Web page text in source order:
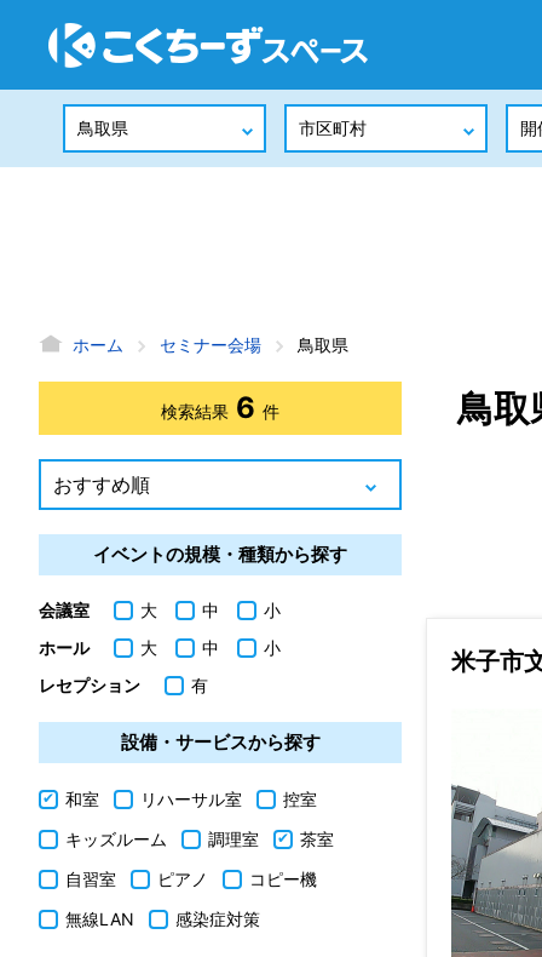
ホーム セミナー会場 鳥取県
鳥取
米子市
検索結果 6 件
イベントの規模・種類から探す
会議室 大 中
小
ホール
大 中
小
レセプション
有
設備・サービスから探す
和室 リハーサル室
控室
キッズルーム
調理室
茶室
自習室
ピアノ
コピー機
無線LAN
感染症対策